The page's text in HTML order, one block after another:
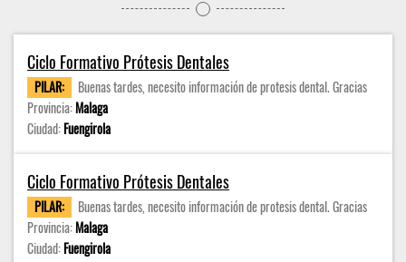
Ciclo Formativo Prótesis Dentales
PILAR:
Buenas tardes, necesito información de protesis dental. Gracias
Provincia:Malaga
Ciudad:Fuengirola
Ciclo Formativo Prótesis Dentales
PILAR:
Buenas tardes, necesito información de protesis dental. Gracias
Provincia:Malaga
Ciudad:Fuengirola